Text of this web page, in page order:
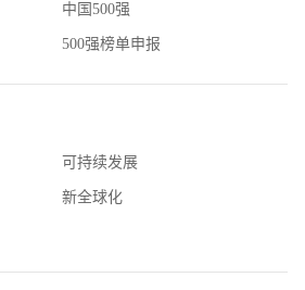
中国500强
500强榜单申报
可持续发展
新全球化